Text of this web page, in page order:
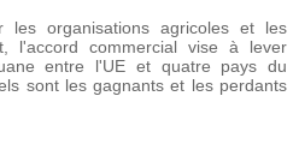
les organisations agricoles et les
l'accord commercial vise à lever
entre l'UE et quatre pays du
sont les gagnants et les perdants